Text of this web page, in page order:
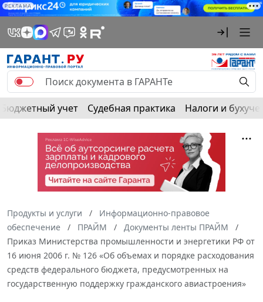
РЕКЛАМА
Бюджетный учет Судебная практика Налоги и
Продукты и услуги
Информационно-правовое
обеспечение
ПРАЙМ
Документы ленты ПРАЙМ
Приказ Министерства промышленности и энергетики РФ от
16 июня 2006 г. № 126 «Об объемах и порядке расходования
средств федерального бюджета, предусмотренных на
государственную поддержку гражданского авиастроения»